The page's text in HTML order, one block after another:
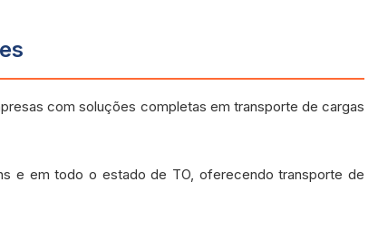
com soluções completas em transporte de cargas
e em todo o estado de TO, oferecendo transporte de